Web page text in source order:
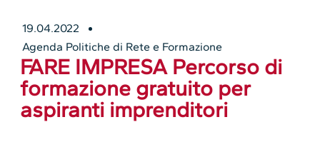
19.04.2022
Agenda Politiche di Rete e Formazione
FARE IMPRESA Percorso di
formazione gratuito per
aspiranti imprenditori